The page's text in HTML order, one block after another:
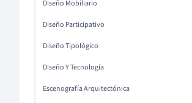
Diseño Mobiliario
Diseño Participativo
Diseño Tipológico
Diseño Y Tecnología
Escenografía Arquitectónica